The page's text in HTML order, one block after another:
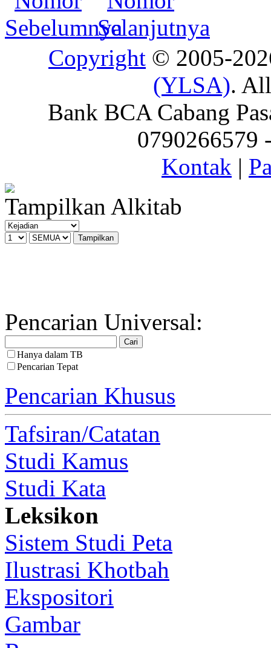
Copyright © 2005-
(YLSA).
Bank BCA Cabang
0790266579
Kontak |
Tampilkan Alkitab
Pencarian Universal:
Hanya dalam TB
Pencarian Tepat
Pencarian Khusus
Tafsiran/Catatan
Studi Kamus
Studi Kata
Leksikon
Sistem Studi Peta
Ilustrasi Khotbah
Ekspositori
Gambar